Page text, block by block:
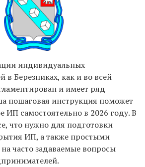
индивидуальных
в Березниках, как и во всей
и имеет ряд
пошаговая инструкция поможет
ИП самостоятельно в 2026 году. В
что нужно для подготовки
ИП, а также простыми
часто задаваемые вопросы